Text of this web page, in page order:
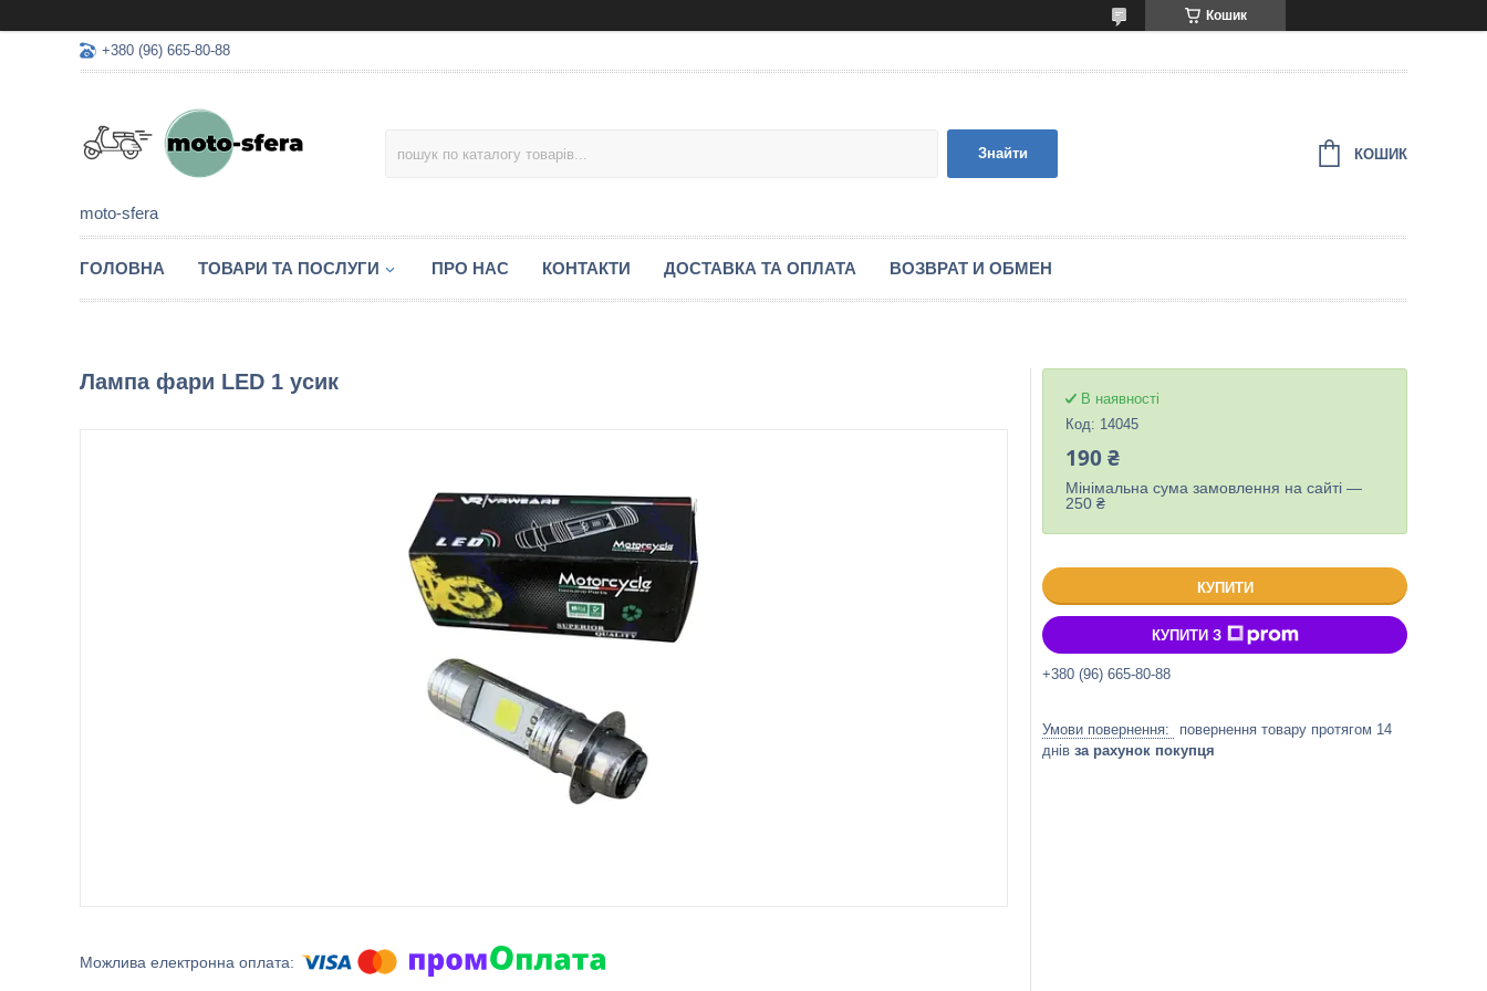
Кошик
+380 (96) 665-80-88
moto-sfera
Знайти КОШИК
ГОЛОВНА ТОВАРИ ТА ПОСЛУГИ ПРО НАС КОНТАКТИ ДОСТАВКА ТА ОПЛАТА ВОЗВРАТ И ОБМЕН
Лампа фари LED 1 усик
В наявності
Код: 14045
190 ₴
Мінімальна сума замовлення на сайті —
250 ₴
КУПИТИ
КУПИТИ З
+380 (96) 665-80-88
повернення товару протягом 14
днів за рахунок покупця